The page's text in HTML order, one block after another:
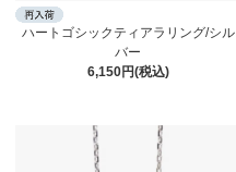
ハートゴシックティアラリング/シル
バー
6,150円(税込)